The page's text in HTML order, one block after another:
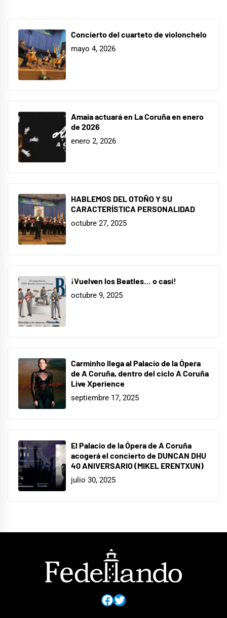
Concierto del cuarteto de violonchelo
mayo 4, 2026
Amaia actuará en La Coruña en enero
de 2026
enero 2, 2026
HABLEMOS DEL OTOÑO Y SU
CARACTERÍSTICA PERSONALIDAD
octubre 27, 2025
¡Vuelven los Beatles… o casi!
octubre 9, 2025
Carminho llega al Palacio de la Ópera
de A Coruña, dentro del ciclo A Coruña
Live Xperience
septiembre 17, 2025
El Palacio de la Ópera de A Coruña
acogerá el concierto de DUNCAN DHU
40 ANIVERSARIO (MIKEL ERENTXUN)
julio 30, 2025
Facebook
Twitter